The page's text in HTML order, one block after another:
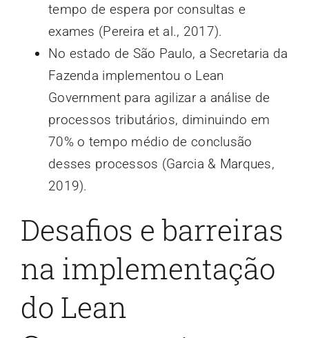
tempo de espera por consultas e
exames (Pereira et al., 2017).
No estado de São Paulo, a Secretaria da
Fazenda implementou o Lean
Government para agilizar a análise de
processos tributários, diminuindo em
70% o tempo médio de conclusão
desses processos (Garcia & Marques,
2019).
Desafios e barreiras
na implementação
do Lean